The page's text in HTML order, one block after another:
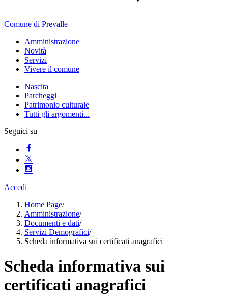
Comune di Prevalle
Amministrazione
Novità
Servizi
Vivere il comune
Nascita
Parcheggi
Patrimonio culturale
Tutti gli argomenti...
Seguici su
Accedi
Home Page/
Amministrazione/
Documenti e dati/
Servizi Demografici/
Scheda informativa sui certificati anagrafici
Scheda informativa sui
certificati anagrafici